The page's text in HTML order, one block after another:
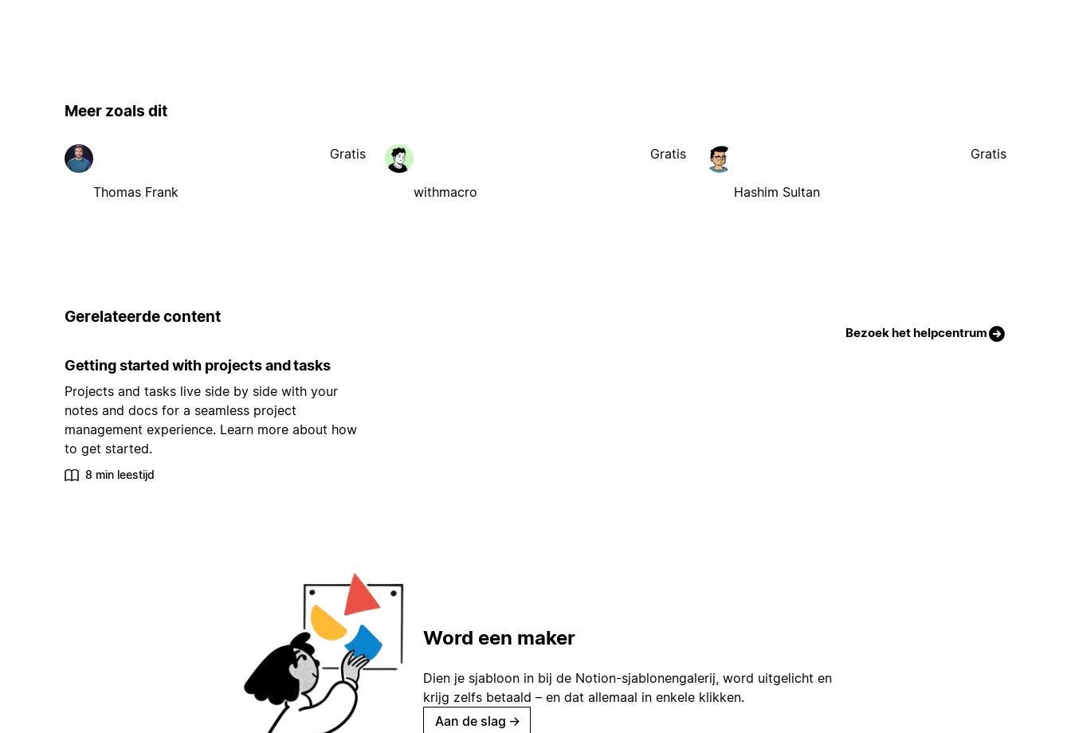
Meer zoals dit
Thomas Frank
Gratis
withmacro
Gratis
Hashim Sultan
Gratis
Gerelateerde content
Bezoek het helpcentrum
Getting started with projects and tasks
Projects and tasks live side by side with your
notes and docs for a seamless project
management experience. Learn more about how
to get started.
8 min leestijd
Word een maker
Dien je sjabloon in bij de Notion-sjablonengalerij, word uitgelicht en
krijg zelfs betaald – en dat allemaal in enkele klikken.
Aan de slag →